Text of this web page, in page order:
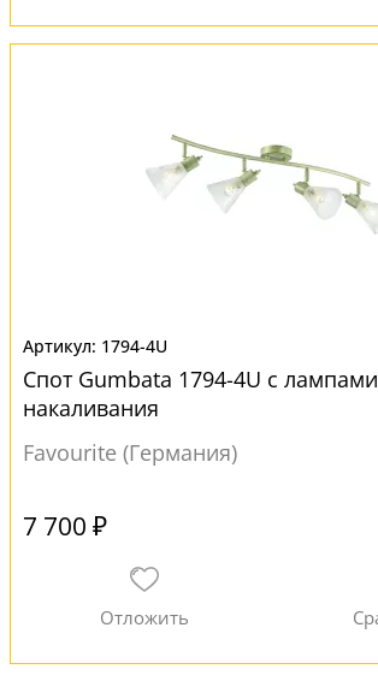
1794-4U
Спот Gumbata 1794-4U с лампами
накаливания
Favourite (Германия)
7 700 ₽